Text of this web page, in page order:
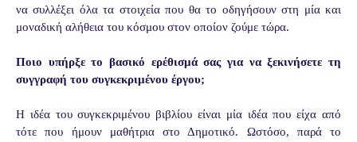
να συλλέξει όλα τα στοιχεία που θα το οδηγήσουν στη μία και
μοναδική αλήθεια του κόσμου στον οποίον ζούμε τώρα.
Ποιο υπήρξε το βασικό ερέθισμά σας για να ξεκινήσετε τη
συγγραφή του συγκεκριμένου έργου;
Η ιδέα του συγκεκριμένου βιβλίου είναι μία ιδέα που είχα από
τότε που ήμουν μαθήτρια στο Δημοτικό. Ωστόσο, παρά το